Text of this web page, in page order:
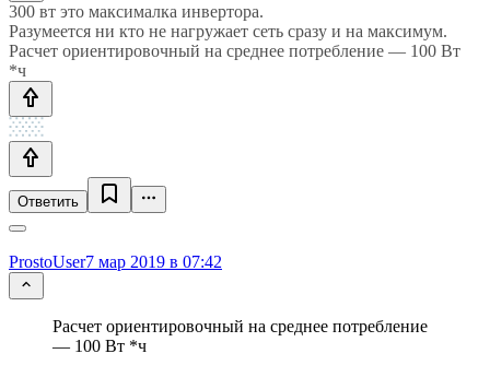
300 вт это максималка инвертора.
Разумеется ни кто не нагружает сеть сразу и на максимум.
Расчет ориентировочный на среднее потребление — 100 Вт
*ч
Ответить
ProstoUser7 мар 2019 в 07:42
Расчет ориентировочный на среднее потребление
— 100 Вт *ч